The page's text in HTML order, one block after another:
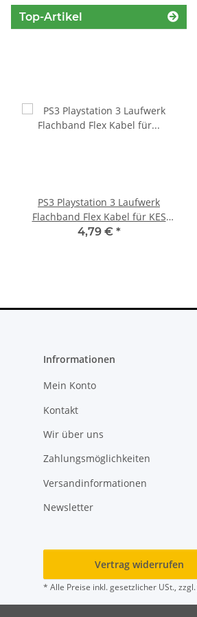
Top-Artikel
PS3 Playstation 3 Laufwerk
Flachband Flex Kabel für KES
KEM 450DAA 450EAA Laser Slim
4,79 € *
Infrormationen
Mein Konto
Kontakt
Wir über uns
Zahlungsmöglichkeiten
Versandinformationen
Newsletter
Vertrag widerrufen
* Alle Preise inkl. gesetzlicher USt., zzgl.